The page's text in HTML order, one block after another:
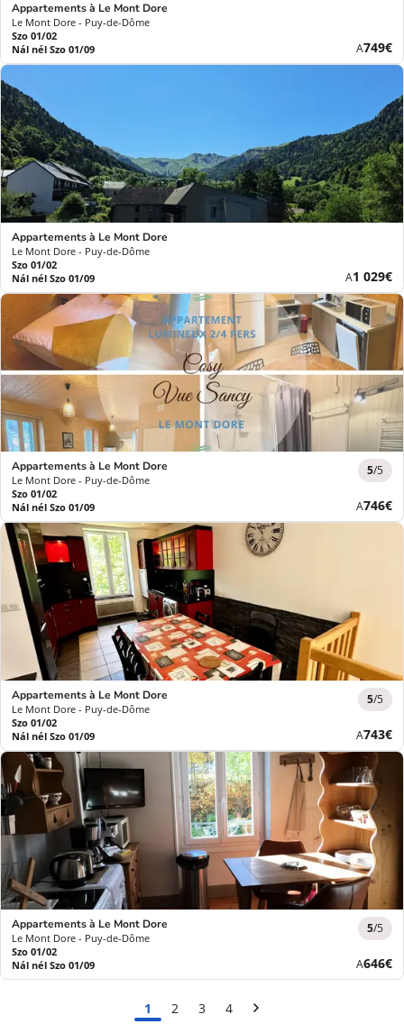
Appartements à Le Mont Dore
Le Mont Dore - Puy-de-Dôme
Szo 01/02
Nál nél Szo 01/09
AÚj
ár
749€
Appartements à Le Mont Dore
Le Mont Dore - Puy-de-Dôme
Szo 01/02
Nál nél Szo 01/09
AÚj
ár
1 029€
Appartements à Le Mont Dore
Le Mont Dore - Puy-de-Dôme
5/5
Szo 01/02
Nál nél Szo 01/09
AÚj
ár
746€
Appartements à Le Mont Dore
Le Mont Dore - Puy-de-Dôme
5/5
Szo 01/02
Nál nél Szo 01/09
AÚj
ár
743€
Appartements à Le Mont Dore
Le Mont Dore - Puy-de-Dôme
5/5
Szo 01/02
Nál nél Szo 01/09
AÚj
ár
646€
1 2 3 4